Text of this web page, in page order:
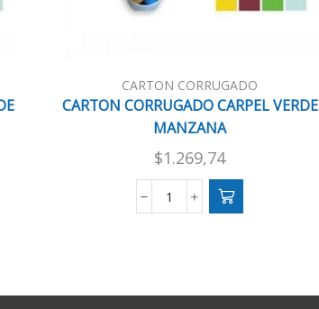
CARTON CORRUGADO
CARTON CORRUGADO CARPEL VERDE
MANZANA
$1.269,74
CARTON
cantidad